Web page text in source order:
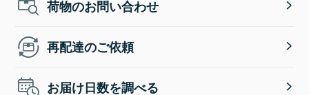
荷物のお問い合わせ
再配達のご依頼
お届け日数を調べる